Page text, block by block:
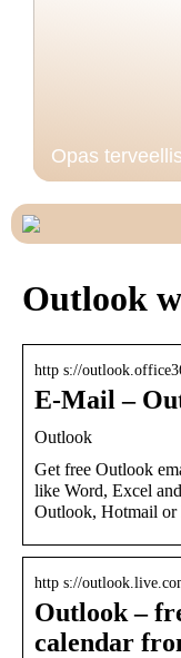
Opas
Outlook
http s://
E-Mail –
Outlook
Get free Outlook
like Word, Excel
Outlook, Hotmail or
http s://
Outlook –
calendar